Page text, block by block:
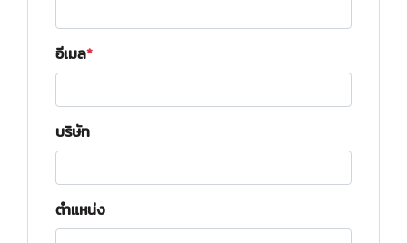
อีเมล
บริษัท
ตำแหน่ง